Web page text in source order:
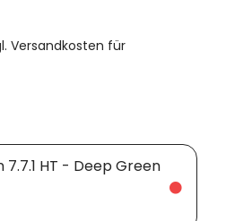
Versandkosten für
HT - Deep Green